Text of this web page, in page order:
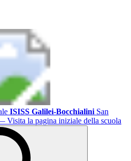
ISISS Galilei-Bocchialini San
Visita la pagina iniziale della scuola